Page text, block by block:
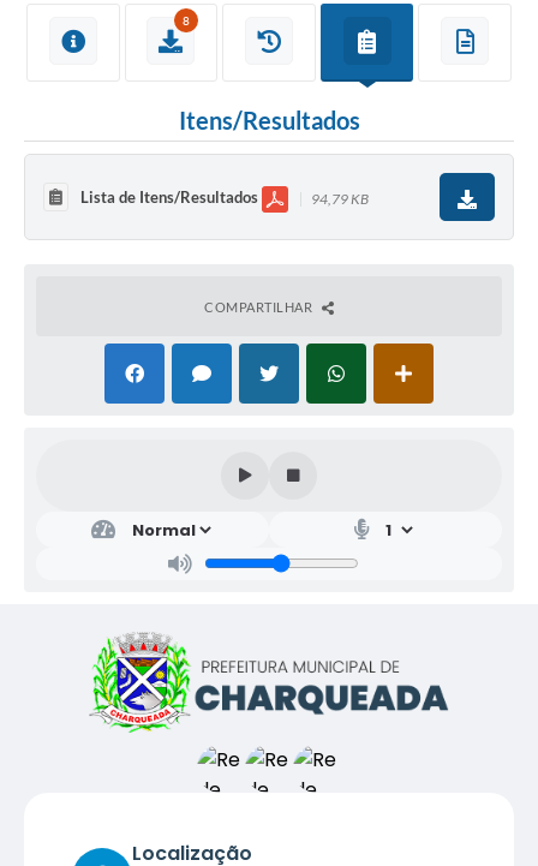
8
Itens/Resultados
Lista de Itens/Resultados 94,79 KB
COMPARTILHAR
Localização